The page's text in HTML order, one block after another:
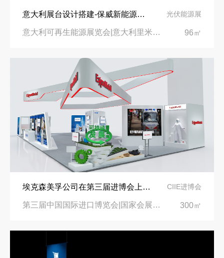
意大利展台设计搭建-保威新能源在意大利里米尼会展中心推出最新产品-中励展览设计策划公司 光伏能源展
意大利可再生能源展览会|意大利里米尼会展中心 96㎡
埃克森美孚公司在第三届进博会上展示非凡的展台搭建设计 CIIE进博会
第三届中国国际进口博览会|国家会展中心 300㎡